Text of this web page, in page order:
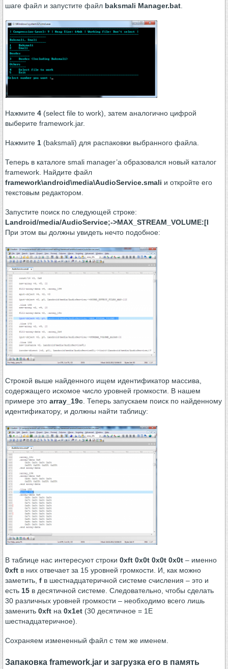
шаге файл и запустите файл baksmali Manager.bat
Нажмите 4 (select file to work), затем аналогично цифрой
выберите framework.jar.
Нажмите 1 (baksmali) для распаковки выбранного файла.
Теперь в каталоге smali manager’а образовался новый каталог
framework. Найдите файл
framework\android\media\AudioService.smali и откройте его
текстовым редактором.
Запустите поиск по следующей строке:
Landroid/media/AudioService;->MAX_STREAM_VOLUME:[I
При этом вы должны увидеть нечто подобное:
Строкой выше найденного ищем идентификатор массива,
содержащего искомое число уровней громкости. В нашем
примере это array_19c. Теперь запускаем поиск по найденному
идентификатору, и должны найти таблицу:
В таблице нас интересуют строки 0xft 0x0t 0x0t 0x0t – именно
0xft в них отвечает за 15 уровней громкости. И, как можно
заметить, f в шестнадцатеричной системе счисления – это и
есть 15 в десятичной системе. Следовательно, чтобы сделать
30 различных уровней громкости – необходимо всего лишь
заменить 0xft на 0x1et (30 десятичное = 1E
шестнадцатеричное).
Сохраняем измененный файл с тем же именем.
Запаковка framework.jar и загрузка его в память